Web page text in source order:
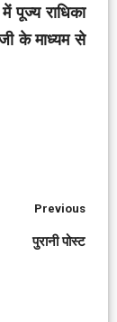
पूज्य राधिका
के माध्यम से
Previous
पुरानी पोस्ट